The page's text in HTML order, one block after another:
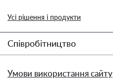
Усі рішення і продукти
Співробітництво
Умови використання сайту